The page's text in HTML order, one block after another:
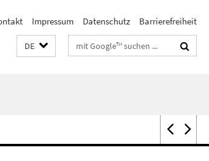
Impressum Datenschutz Barrierefreiheit
DE Suchbegriffe